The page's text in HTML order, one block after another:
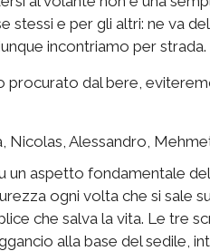
e per gli altri: ne va
incontriamo per strada.
procurato dal bere,
Nicolas, Alessandro,
un aspetto fondamentale
ogni volta che si sale
che salva la vita. Le tre
alla base del sedile,